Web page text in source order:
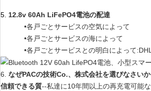
5. 12.8v 60Ah LiFePO4電池の配達
•各戸ごとサービスの空気によって
•各戸ごとサービスの海によって
•各戸ごとサービスとの明白によって
6. なぜPACの技術Co.、株式会社を選びなさいか
信頼できる質--私達に10年間以上の再充電可能